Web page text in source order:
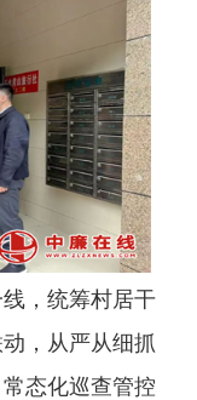
，统筹村居干
，从严从细抓
态化巡查管控